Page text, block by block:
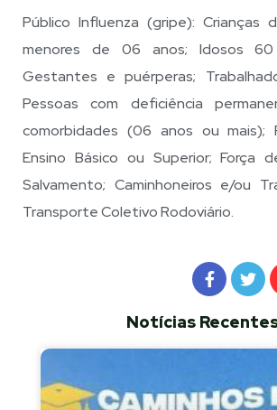
Público Influenza (gripe): Crianças
menores de 06 anos; Idosos
Gestantes e puérperas;
Pessoas com deficiência
comorbidades (06 anos ou mais);
Ensino Básico ou Superior; Força
Salvamento; Caminhoneiros e/ou
Transporte Coletivo Rodoviário.
Notícias